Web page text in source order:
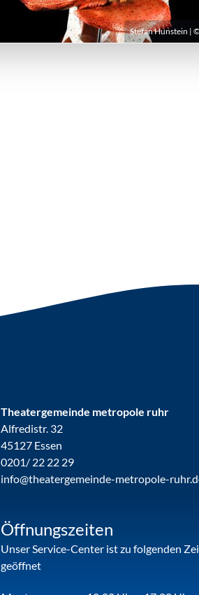
Stefan Hunstein |
Theatergemeinde metropole ruhr
Alfredistr. 32
45127 Essen
0201/ 22 22 29
info@theatergemeinde-metropole-
Öffnungszeiten
Unser Service-Center ist zu folgenden
geöffnet